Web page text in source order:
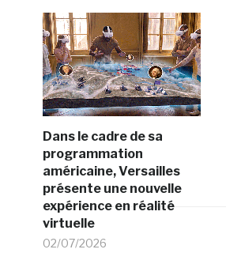
Dans le cadre de sa
programmation
américaine, Versailles
présente une nouvelle
expérience en réalité
virtuelle
02/07/2026